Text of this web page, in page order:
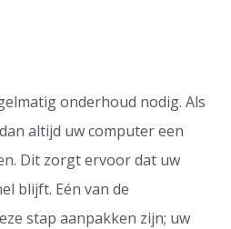
onderhoud nodig. Als
altijd uw computer een
Dit zorgt ervoor dat uw
blijft. Eén van de
stap aanpakken zijn; uw